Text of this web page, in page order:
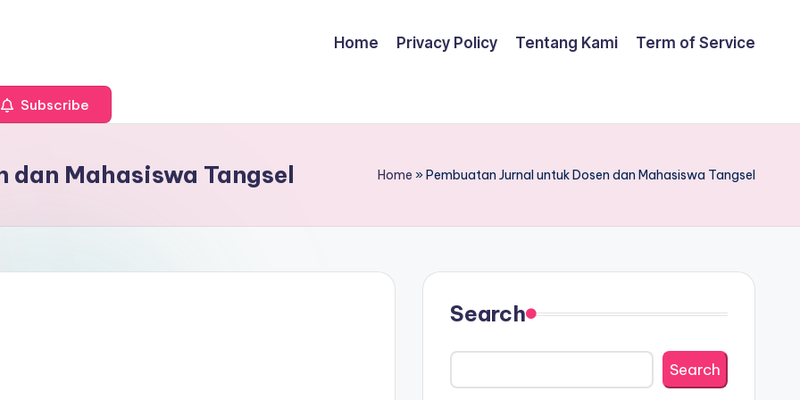
Home Privacy Policy Tentang Kami Term of Service
Subscribe
dan Mahasiswa Tangsel Home »Pembuatan Jurnal untuk Dosen dan Mahasiswa Tangsel
Search
Search